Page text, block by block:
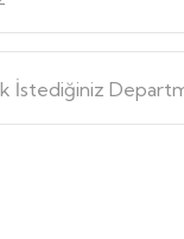
İstediğiniz